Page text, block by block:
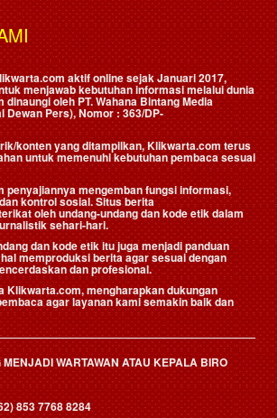
aktif online sejak Januari 2017,
menjawab kebutuhan informasi melalui dunia
dinaungi oleh PT. Wahana Bintang Media
Dewan Pers), Nomor : 363/DP-
konten yang ditampilkan, Klikwarta.com terus
untuk memenuhi kebutuhan pembaca sesuai
penyajiannya mengemban fungsi informasi,
kontrol sosial. Situs berita
oleh undang-undang dan kode etik dalam
sehari-hari.
dan kode etik itu juga menjadi panduan
memproduksi berita agar sesuai dengan
dan profesional.
Klikwarta.com, mengharapkan dukungan
agar layanan kami semakin baik dan
WARTAWAN ATAU KEPALA BIRO
853 7768 8284